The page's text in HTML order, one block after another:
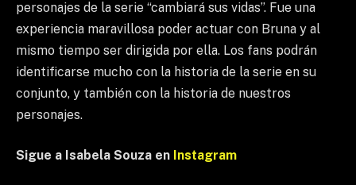
personajes de la serie “cambiará sus vidas”. Fue una
experiencia maravillosa poder actuar con Bruna y al
mismo tiempo ser dirigida por ella. Los fans podrán
identificarse mucho con la historia de la serie en su
conjunto, y también con la historia de nuestros
personajes.
Sigue a Isabela Souza en Instagram